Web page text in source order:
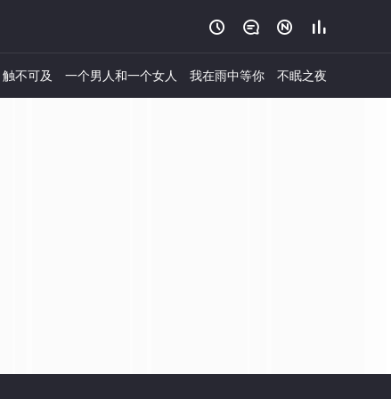
   
触不可及 一个男人和一个女人 我在雨中等你 不眠之夜